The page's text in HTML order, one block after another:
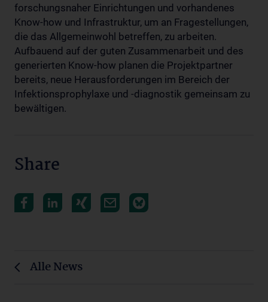
forschungsnaher Einrichtungen und vorhandenes
Know-how und Infrastruktur, um an Fragestellungen,
die das Allgemeinwohl betreffen, zu arbeiten.
Aufbauend auf der guten Zusammenarbeit und des
generierten Know-how planen die Projektpartner
bereits, neue Herausforderungen im Bereich der
Infektionsprophylaxe und -diagnostik gemeinsam zu
bewältigen.
Share
Alle News